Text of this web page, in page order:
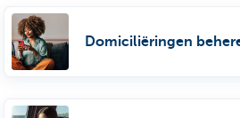
Domiciliëringen